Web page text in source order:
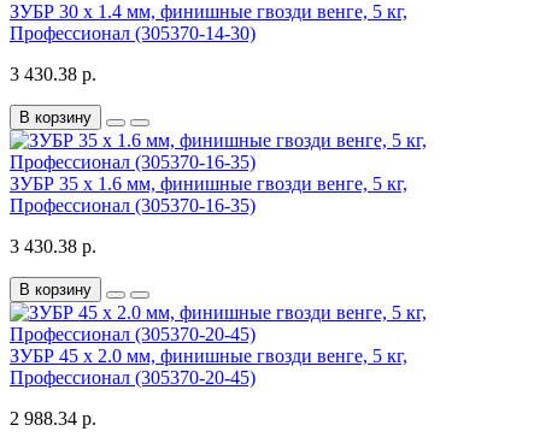
ЗУБР 30 х 1.4 мм, финишные гвозди венге, 5 кг,
Профессионал (305370-14-30)
3 430.38 р.
В корзину
ЗУБР 35 х 1.6 мм, финишные гвозди венге, 5 кг,
Профессионал (305370-16-35)
3 430.38 р.
В корзину
ЗУБР 45 х 2.0 мм, финишные гвозди венге, 5 кг,
Профессионал (305370-20-45)
2 988.34 р.